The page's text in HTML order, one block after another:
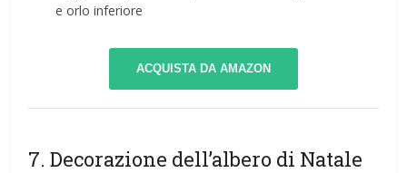
e orlo inferiore
ACQUISTA DA AMAZON
7. Decorazione dell’albero di Natale